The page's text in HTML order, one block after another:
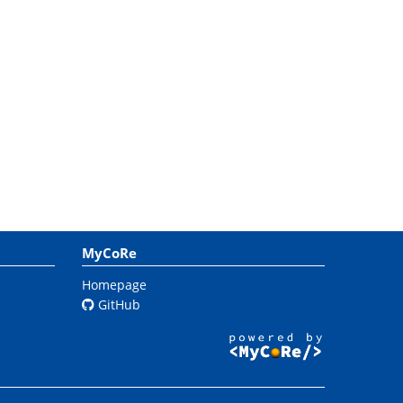
MyCoRe
Homepage
GitHub